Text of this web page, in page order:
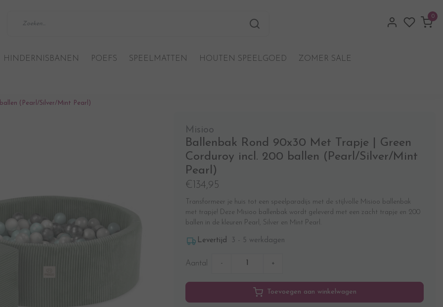
0
HINDERNISBANEN POEFS SPEELMATTEN HOUTEN SPEELGOED ZOMER SALE
(Pearl/Silver/Mint Pearl)
Misioo
Ballenbak Rond 90x30 Met Trapje | Green
Corduroy incl. 200 ballen (Pearl/Silver/Mint
Pearl)
€134,95
Transformeer je huis tot een speelparadijs met de stijlvolle Misioo ballenbak
met trapje! Deze Misioo ballenbak wordt geleverd met een zacht trapje en 200
ballen in de kleuren Pearl, Silver en Mint Pearl.
Levertijd 3 - 5 werkdagen
Aantal - +
Toevoegen aan winkelwagen